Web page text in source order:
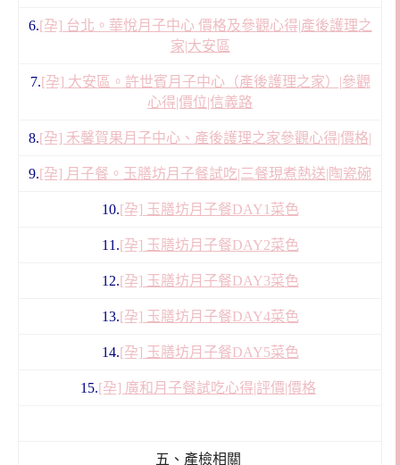
6.[孕] 台北。華悅月子中心 價格及參觀心得|產後護理之
家|大安區
7.[孕] 大安區。許世賓月子中心（產後護理之家）|參觀
心得|價位|信義路
8.[孕] 禾馨賀果月子中心、產後護理之家參觀心得|價格|
9.[孕] 月子餐。玉膳坊月子餐試吃|三餐現煮熱送|陶瓷碗
10.[孕] 玉膳坊月子餐DAY1菜色
11.[孕] 玉膳坊月子餐DAY2菜色
12.[孕] 玉膳坊月子餐DAY3菜色
13.[孕] 玉膳坊月子餐DAY4菜色
14.[孕] 玉膳坊月子餐DAY5菜色
15.[孕] 廣和月子餐試吃心得|評價|價格
五、產檢相關